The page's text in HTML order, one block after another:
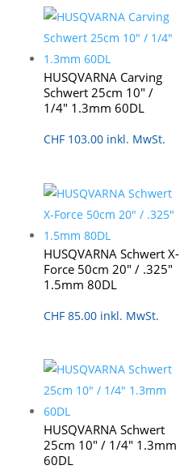
HUSQVARNA Carving
Schwert 25cm 10″ /
1/4″ 1.3mm 60DL
CHF 103.00 inkl. MwSt.
HUSQVARNA Schwert X-
Force 50cm 20″ / .325″
1.5mm 80DL
CHF 85.00 inkl. MwSt.
HUSQVARNA Schwert
25cm 10″ / 1/4″ 1.3mm
60DL